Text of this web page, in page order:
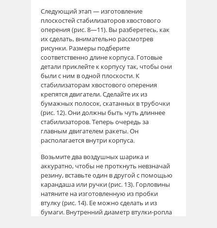
Следующий этап — изготовление
плоскостей стабилизаторов хвостового
оперения (рис. 8—11). Вы разберетесь, как
их сделать, внимательно рассмотрев
рисунки. Размеры подберите
соответственно длине корпуса. Готовые
детали приклейте к корпусу так, чтобы они
были с ним в одной плоскости. К
стабилизаторам хвостового оперения
крепятся двигатели. Сделайте их из
бумажных полосок, скатанных в трубочки
(рис. 12). Они должны быть чуть длиннее
стабилизаторов. Теперь очередь за
главным двигателем ракеты. Он
располагается внутри корпуса.
Возьмите два воздушных шарика и
аккуратно, чтобы не проткнуть невзначай
резину, вставьте один в другой с помощью
карандаша или ручки (рис. 13). Горловины
натяните на изготовленную из пробки
втулку (рис. 14). Ее можно сделать и из
бумаги. Внутренний диаметр втулки-ропла